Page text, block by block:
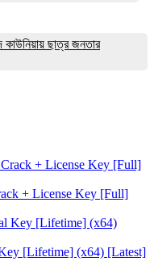
কাউনিয়ায় ছাত্র জনতার
+ License Key [Full]
[Lifetime] (x64) [Latest]